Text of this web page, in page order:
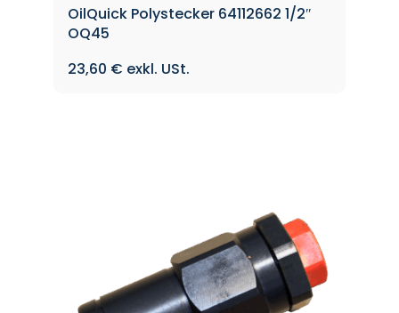
OilQuick Polystecker 64112662 1/2″
OQ45
23,60 €